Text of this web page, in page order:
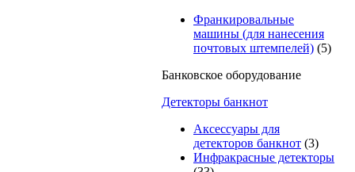
Франкировальные
машины (для нанесения
почтовых штемпелей) (5)
Банковское оборудование
Детекторы банкнот
Аксессуары для
детекторов банкнот (3)
Инфракрасные детекторы